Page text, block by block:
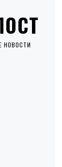
НОВОСТИ